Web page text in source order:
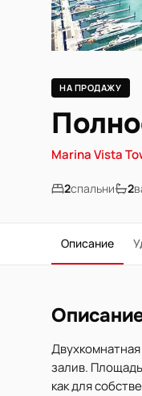
НА ПРОДАЖУ
Marina Vista
2спальни 2
Описание
залив.
как для